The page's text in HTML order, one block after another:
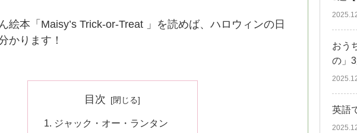
絵本「Maisy’s Trick-or-Treat 」を読めば、ハロウィンの日
かります！
目次
ジャック・オー・ランタン
おう
の」
英語